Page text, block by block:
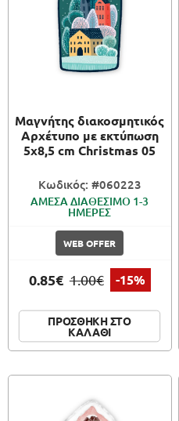
Μαγνήτης διακοσμητικός
Αρχέτυπο με εκτύπωση
5x8,5 cm Christmas 05
Κωδικός: #060223
ΑΜΕΣΑ ΔΙΑΘΕΣΙΜΟ 1-3
ΗΜΕΡΕΣ
WEB OFFER
0.85€ 1.00€ -15%
ΠΡΟΣΘΗΚΗ ΣΤΟ
ΚΑΛΑΘΙ